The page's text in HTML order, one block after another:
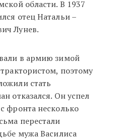
области. В 1937
отец Натальи –
Лунев.
в армию зимой
поэтому
стать
отказался. Он успел
фронта несколько
перестали
мужа Василиса